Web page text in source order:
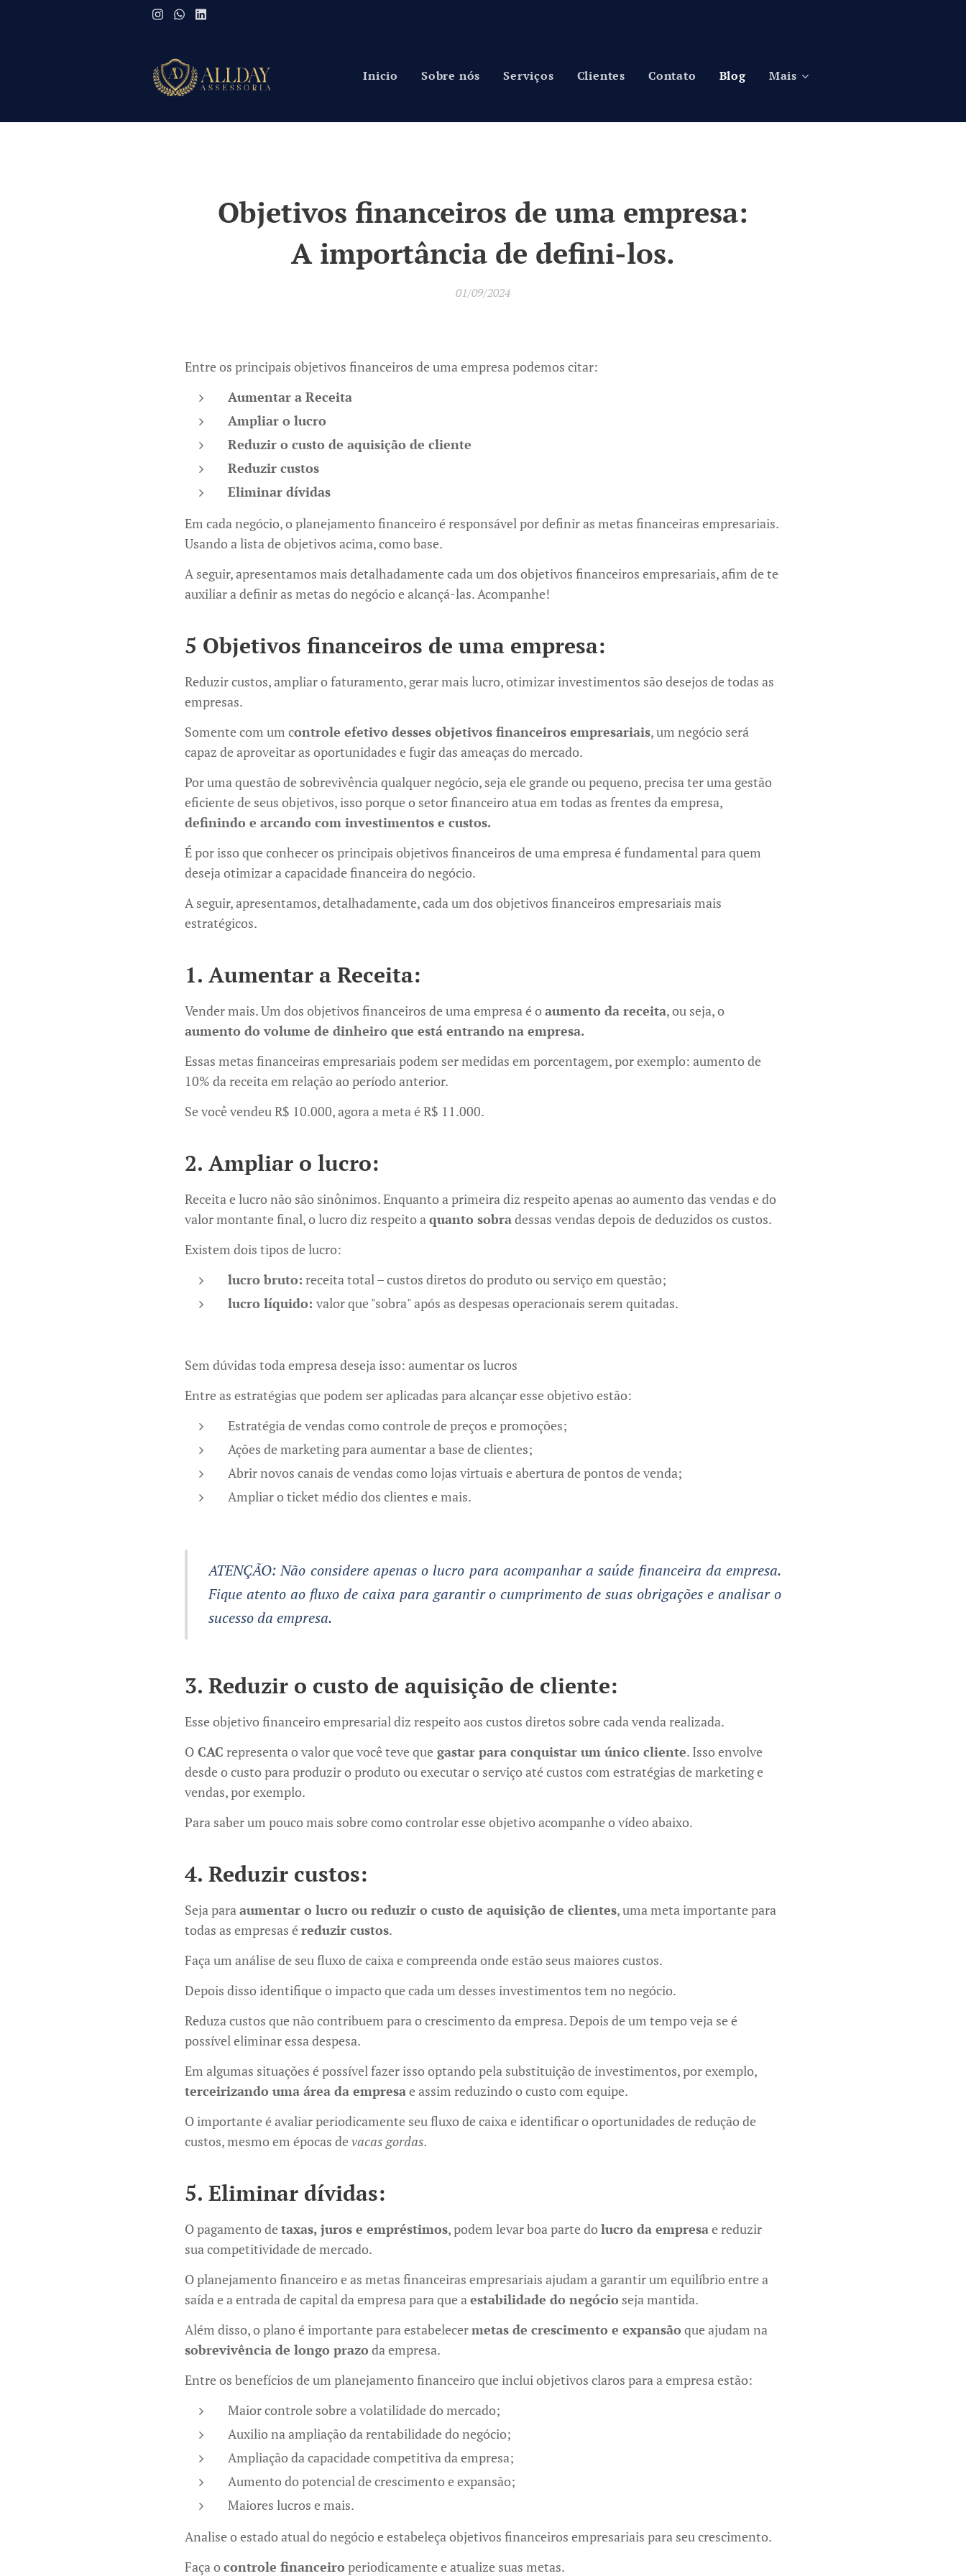
Inicio Sobre nós Serviços Clientes Contato Blog Mais
Objetivos financeiros de uma empresa:
A importância de defini-los.
01/09/2024
Entre os principais objetivos financeiros de uma empresa podemos citar:
Aumentar a Receita
Ampliar o lucro
Reduzir o custo de aquisição de cliente
Reduzir custos
Eliminar dívidas
Em cada negócio, o planejamento financeiro é responsável por definir as metas financeiras empresariais.
Usando a lista de objetivos acima, como base.
A seguir, apresentamos mais detalhadamente cada um dos objetivos financeiros empresariais, afim de te
auxiliar a definir as metas do negócio e alcançá-las. Acompanhe!
5 Objetivos financeiros de uma empresa:
Reduzir custos, ampliar o faturamento, gerar mais lucro, otimizar investimentos são desejos de todas as
empresas.
Somente com um controle efetivo desses objetivos financeiros empresariais, um negócio será
capaz de aproveitar as oportunidades e fugir das ameaças do mercado.
Por uma questão de sobrevivência qualquer negócio, seja ele grande ou pequeno, precisa ter uma gestão
eficiente de seus objetivos, isso porque o setor financeiro atua em todas as frentes da empresa,
definindo e arcando com investimentos e custos.
É por isso que conhecer os principais objetivos financeiros de uma empresa é fundamental para quem
deseja otimizar a capacidade financeira do negócio.
A seguir, apresentamos, detalhadamente, cada um dos objetivos financeiros empresariais mais
estratégicos.
1. Aumentar a Receita:
Vender mais. Um dos objetivos financeiros de uma empresa é oaumento da receita, ou seja, o
aumento do volume de dinheiro que está entrando na empresa.
Essas metas financeiras empresariais podem ser medidas em porcentagem, por exemplo: aumento de
10% da receita em relação ao período anterior.
Se você vendeu R$ 10.000, agora a meta é R$ 11.000.
2. Ampliar o lucro:
Receita e lucro não são sinônimos. Enquanto a primeira diz respeito apenas ao aumento das vendas e do
valor montante final, o lucro diz respeito aquanto sobradessas vendas depois de deduzidos os custos.
Existem dois tipos de lucro:
lucro bruto: receita total – custos diretos do produto ou serviço em questão;
lucro líquido: valor que "sobra" após as despesas operacionais serem quitadas.
Sem dúvidas toda empresa deseja isso: aumentar os lucros
Entre as estratégias que podem ser aplicadas para alcançar esse objetivo estão:
Estratégia de vendas como controle de preços e promoções;
Ações de marketing para aumentar a base de clientes;
Abrir novos canais de vendas como lojas virtuais e abertura de pontos de venda;
Ampliar o ticket médio dos clientes e mais.
ATENÇÃO: Não considere apenas o lucro para acompanhar a saúde financeira da empresa.
Fique atento ao fluxo de caixa para garantir o cumprimento de suas obrigações e analisar o
sucesso da empresa.
3. Reduzir o custo de aquisição de cliente:
Esse objetivo financeiro empresarial diz respeito aos custos diretos sobre cada venda realizada.
O CAC representa o valor que você teve que gastar para conquistar um único cliente. Isso envolve
desde o custo para produzir o produto ou executar o serviço até custos com estratégias de marketing e
vendas, por exemplo.
Para saber um pouco mais sobre como controlar esse objetivo acompanhe o vídeo abaixo.
4. Reduzir custos:
Seja paraaumentar o lucro ou reduzir o custo de aquisição de clientes, uma meta importante para
todas as empresas éreduzir custos.
Faça um análise de seu fluxo de caixa e compreenda onde estão seus maiores custos.
Depois disso identifique o impacto que cada um desses investimentos tem no negócio.
Reduza custos que não contribuem para o crescimento da empresa. Depois de um tempo veja se é
possível eliminar essa despesa.
Em algumas situações é possível fazer isso optando pela substituição de investimentos, por exemplo,
terceirizando uma área da empresae assim reduzindo o custo com equipe.
O importante é avaliar periodicamente seu fluxo de caixa e identificar o oportunidades de redução de
custos, mesmo em épocas devacas gordas.
5. Eliminar dívidas:
O pagamento detaxas, juros e empréstimos, podem levar boa parte dolucro da empresae reduzir
sua competitividade de mercado.
O planejamento financeiro e as metas financeiras empresariais ajudam a garantir um equilíbrio entre a
saída e a entrada de capital da empresa para que aestabilidade do negócio seja mantida.
Além disso, o plano é importante para estabelecermetas de crescimento e expansão que ajudam na
sobrevivência de longo prazo da empresa.
Entre os benefícios de um planejamento financeiro que inclui objetivos claros para a empresa estão:
Maior controle sobre a volatilidade do mercado;
Auxilio na ampliação da rentabilidade do negócio;
Ampliação da capacidade competitiva da empresa;
Aumento do potencial de crescimento e expansão;
Maiores lucros e mais.
Analise o estado atual do negócio e estabeleça objetivos financeiros empresariais para seu crescimento.
Faça ocontrole financeiro periodicamente e atualize suas metas.